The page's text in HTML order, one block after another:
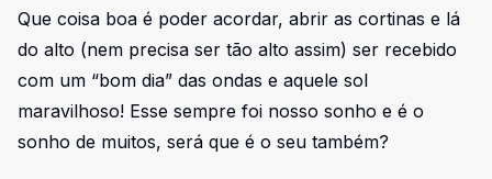
Que coisa boa é poder acordar, abrir as cortinas e lá
do alto (nem precisa ser tão alto assim) ser recebido
com um “bom dia” das ondas e aquele sol
maravilhoso! Esse sempre foi nosso sonho e é o
sonho de muitos, será que é o seu também?